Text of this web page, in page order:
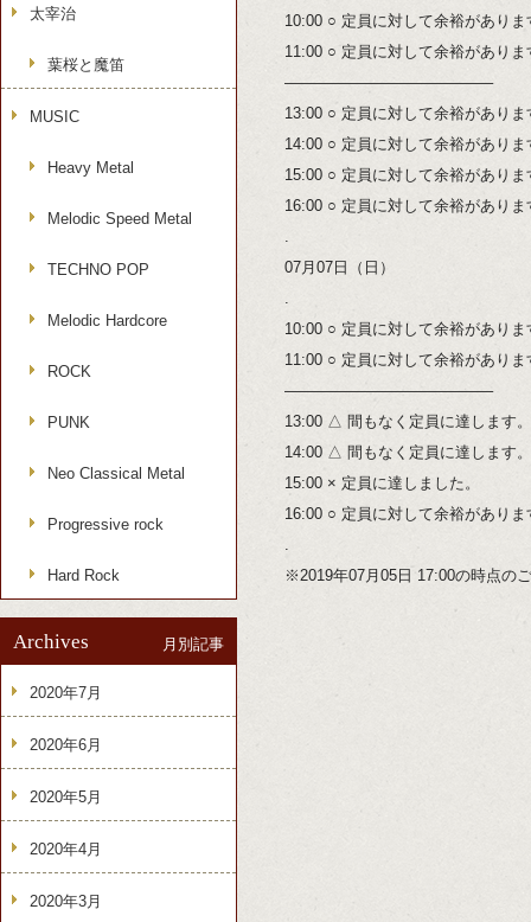
10:00 ○ 定員に対して余裕がありま
11:00 ○ 定員に対して余裕がありま
—————————————–
13:00 ○ 定員に対して余裕がありま
14:00 ○ 定員に対して余裕がありま
15:00 ○ 定員に対して余裕がありま
16:00 ○ 定員に対して余裕がありま
.
07月07日（日）
.
10:00 ○ 定員に対して余裕がありま
11:00 ○ 定員に対して余裕がありま
—————————————–
13:00 △ 間もなく定員に達します。
14:00 △ 間もなく定員に達します。
15:00 × 定員に達しました。
16:00 ○ 定員に対して余裕がありま
.
※2019年07月05日 17:00の時点の
太宰治
葉桜と魔笛
MUSIC
Heavy Metal
Melodic Speed Metal
TECHNO POP
Melodic Hardcore
ROCK
PUNK
Neo Classical Metal
Progressive rock
Hard Rock
Archives 月別記事
2020年7月
2020年6月
2020年5月
2020年4月
2020年3月